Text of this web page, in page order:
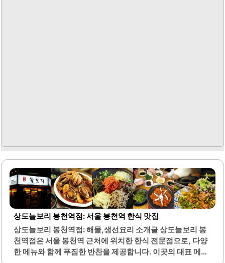
상도늘보리 봉천역점: 서울 봉천역 한식 맛집
상도늘보리 봉천역점: 해물,생선요리 소개글 상도늘보리 봉
천역점은 서울 봉천역 근처에 위치한 한식 전문점으로, 다양
한 메뉴와 함께 푸짐한 반찬을 제공합니다. 이곳의 대표 메뉴